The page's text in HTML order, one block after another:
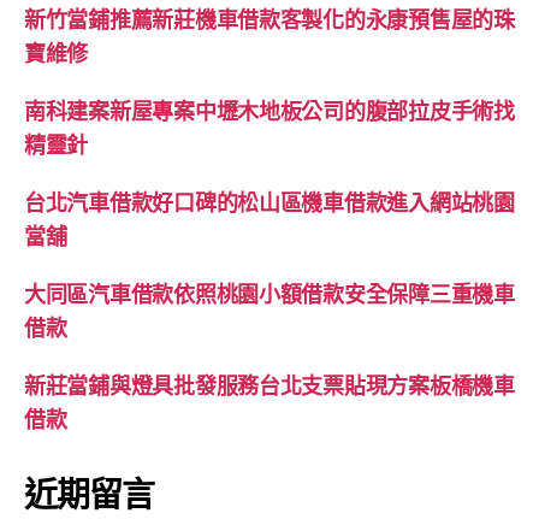
新竹當鋪推薦新莊機車借款客製化的永康預售屋的珠
寶維修
南科建案新屋專案中壢木地板公司的腹部拉皮手術找
精靈針
台北汽車借款好口碑的松山區機車借款進入網站桃園
當舖
大同區汽車借款依照桃園小額借款安全保障三重機車
借款
新莊當鋪與燈具批發服務台北支票貼現方案板橋機車
借款
近期留言